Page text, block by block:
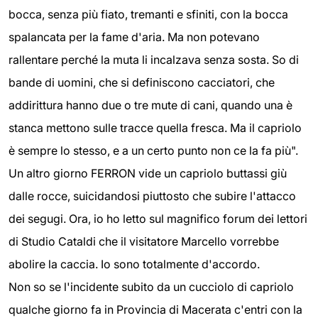
bocca, senza più fiato, tremanti e sfiniti, con la bocca
spalancata per la fame d'aria. Ma non potevano
rallentare perché la muta li incalzava senza sosta. So di
bande di uomini, che si definiscono cacciatori, che
addirittura hanno due o tre mute di cani, quando una è
stanca mettono sulle tracce quella fresca. Ma il capriolo
è sempre lo stesso, e a un certo punto non ce la fa più".
Un altro giorno FERRON vide un capriolo buttassi giù
dalle rocce, suicidandosi piuttosto che subire l'attacco
dei segugi. Ora, io ho letto sul magnifico forum dei lettori
di Studio Cataldi che il visitatore Marcello vorrebbe
abolire la caccia. Io sono totalmente d'accordo.
Non so se l'incidente subito da un cucciolo di capriolo
qualche giorno fa in Provincia di Macerata c'entri con la